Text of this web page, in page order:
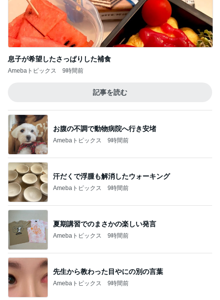
息子が希望したさっぱりした補食
Amebaトピックス 9時間前
記事を読む
お腹の不調で動物病院へ行き安堵
Amebaトピックス 9時間前
汗だくで浮腫も解消したウォーキング
Amebaトピックス 9時間前
夏期講習でのまさかの楽しい発言
Amebaトピックス 9時間前
先生から教わった目やにの別の言葉
Amebaトピックス 9時間前